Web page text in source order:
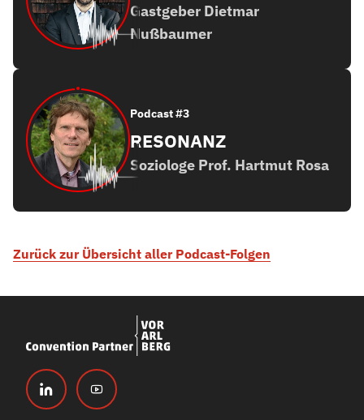
Gastgeber Dietmar
Nußbaumer
Podcast #3
RESONANZ
Soziologe Prof. Hartmut Rosa
Zurück zur Übersicht aller Podcast-Folgen